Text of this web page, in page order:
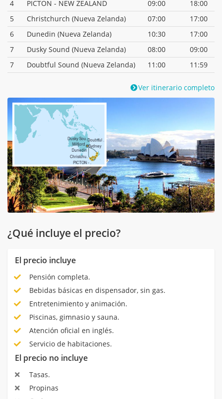
4
PICTON - NEW ZEALAND 09:00
18:00
5
Christchurch (Nueva Zelanda) 07:00
17:00
6
Dunedin (Nueva Zelanda) 10:30
17:00
7
Dusky Sound (Nueva Zelanda) 08:00
09:00
7
Doubtful Sound (Nueva Zelanda) 11:00 11:59
Ver itinerario completo
¿Qué incluye el precio?
El precio incluye
Pensión completa.
Bebidas básicas en dispensador, sin gas.
Entretenimiento y animación.
Piscinas, gimnasio y sauna.
Atención oficial en inglés.
Servicio de habitaciones.
El precio no incluye
Tasas.
Propinas